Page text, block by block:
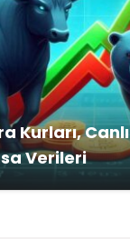
Kurları,
Verileri